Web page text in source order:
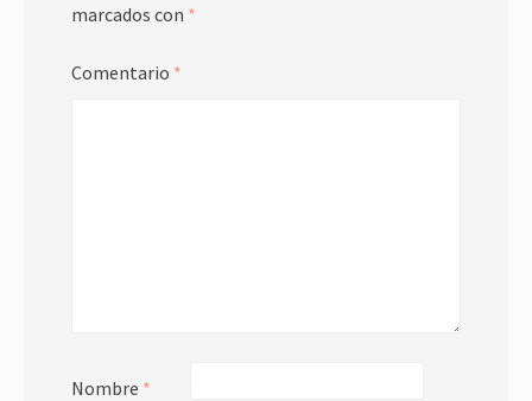
marcados con *
Comentario *
Nombre *